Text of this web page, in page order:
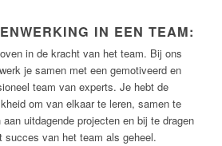
IN EEN TEAM:
in de kracht van het team. Bij ons
je samen met een gemotiveerd en
team van experts. Je hebt de
om van elkaar te leren, samen te
aan uitdagende projecten en bij te dragen
succes van het team als geheel.